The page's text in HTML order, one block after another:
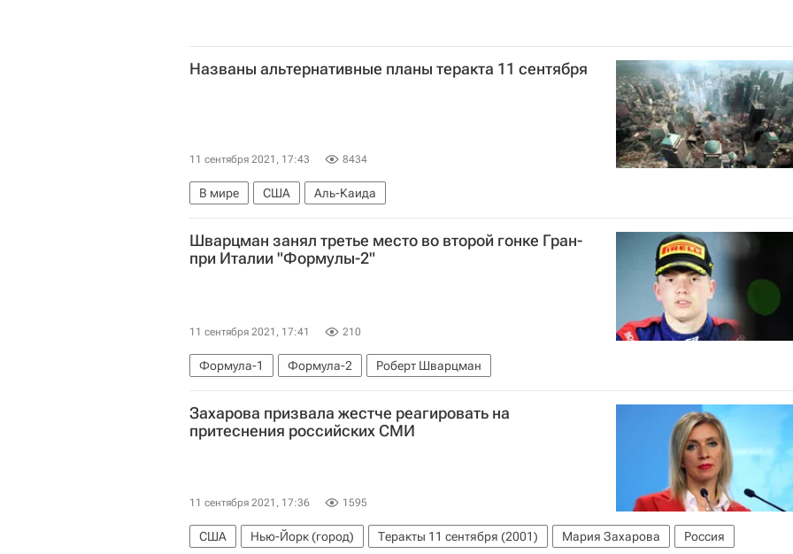
Названы альтернативные планы теракта 11 сентября
11 сентября 2021, 17:43 8434
В мире США Аль-Каида
Шварцман занял третье место во второй гонке Гран-
при Италии "Формулы-2"
11 сентября 2021, 17:41 210
Формула-1 Формула-2 Роберт Шварцман
Захарова призвала жестче реагировать на
притеснения российских СМИ
11 сентября 2021, 17:36 1595
США Нью-Йорк (город) Теракты 11 сентября (2001) Мария Захарова Россия